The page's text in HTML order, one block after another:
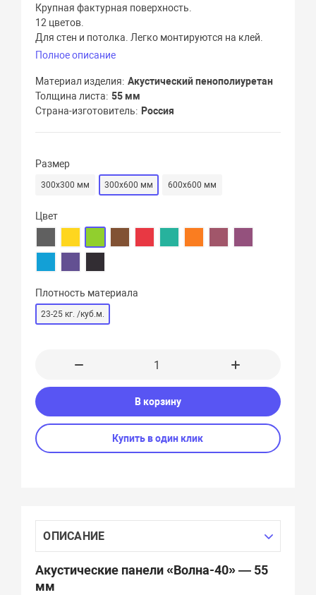
Крупная фактурная поверхность.
12 цветов.
Для стен и потолка. Легко монтируются на клей.
Полное описание
Материал изделия Акустический пенополиуретан
Толщина листа 55 мм
Страна-изготовитель
Россия
Размер
300х300 мм 300х600 мм 600х600 мм
Цвет
Плотность материала
23-25 кг. /куб.м.
В корзину
Купить в один клик
ОПИСАНИЕ
Акустические панели «Волна-40» — 55
мм